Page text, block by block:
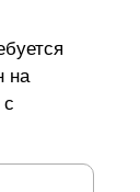
на